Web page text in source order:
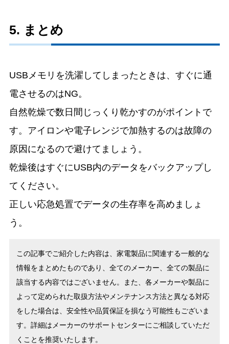
5. まとめ
USBメモリを洗濯してしまったときは、すぐに通
電させるのはNG。
自然乾燥で数日間じっくり乾かすのがポイントで
す。アイロンや電子レンジで加熱するのは故障の
原因になるので避けてましょう。
乾燥後はすぐにUSB内のデータをバックアップし
てください。
正しい応急処置でデータの生存率を高めましょ
う。
この記事でご紹介した内容は、家電製品に関連する一般的な
情報をまとめたものであり、全てのメーカー、全ての製品に
該当する内容ではございません。また、各メーカーや製品に
よって定められた取扱方法やメンテナンス方法と異なる対応
をした場合は、安全性や品質保証を損なう可能性もございま
す。詳細はメーカーのサポートセンターにご相談していただ
くことを推奨いたします。